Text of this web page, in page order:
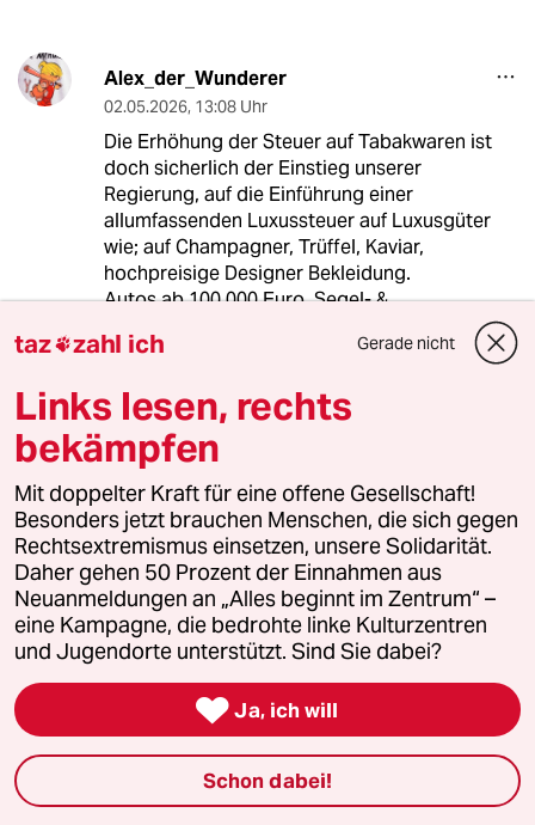
Alex_der_Wunderer
02.05.2026, 13:08 Uhr
Die Erhöhung der Steuer auf Tabakwaren ist
doch sicherlich der Einstieg unserer
Regierung, auf die Einführung einer
allumfassenden Luxussteuer auf Luxusgüter
wie; auf Champagner, Trüffel, Kaviar,
hochpreisige Designer Bekleidung.
Autos ab 100.000 Euro, Segel- &
Schmuck ruhig mit bis zu 40 % bei Erwerb
auf Konsumgüter des täglichen Bedarf, wie
Lebensmittel, Fahrtickets für den ÖPNV,
Eintrittskarten für Kultureinrichtungen und
Sporteinrichtungen wie Schwimmbäder pp.
J jogi19
03.05.2026,13:36 Uhr
@Alex_der_Wunderer:
Leistungsträger dürfen auf keinen
Fall mehr haben als Andere. Die
Steuersätze müssen immer 1% über
meinem Einkommen explodieren.
Extreme Verringerung des ÖPNV
taz zahl ich Gerade nicht
Links lesen, rechts
bekämpfen
Mit doppelter Kraft für eine offene Gesellschaft!
Besonders jetzt brauchen Menschen, die sich gegen
Rechtsextremismus einsetzen, unsere Solidarität.
Daher gehen 50 Prozent der Einnahmen aus
Neuanmeldungen an „Alles beginnt im Zentrum“ –
eine Kampagne, die bedrohte linke Kulturzentren
und Jugendorte unterstützt. Sind Sie dabei?
 Ja, ich will
Schon dabei!